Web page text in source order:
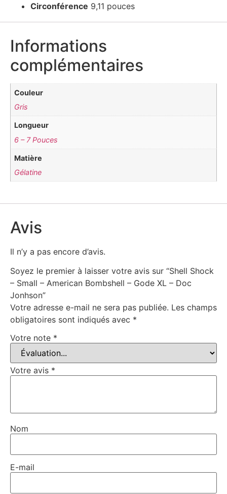
Circonférence 9,11 pouces
Informations
complémentaires
Couleur
Gris
Longueur
6 – 7 Pouces
Matière
Gélatine
Avis
Il n’y a pas encore d’avis.
Soyez le premier à laisser votre avis sur “Shell Shock
– Small – American Bombshell – Gode XL – Doc
Jonhson”
Votre adresse e-mail ne sera pas publiée. Les champs
obligatoires sont indiqués avec *
Votre note *
Votre avis *
Nom
E-mail